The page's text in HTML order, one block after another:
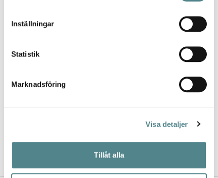
Inställningar
Statistik
Marknadsföring
Visa detaljer
Tillåt alla
Jag rekommenderar Jobi för
kvalitet, utbud, design och de
jättesköna sulorna.